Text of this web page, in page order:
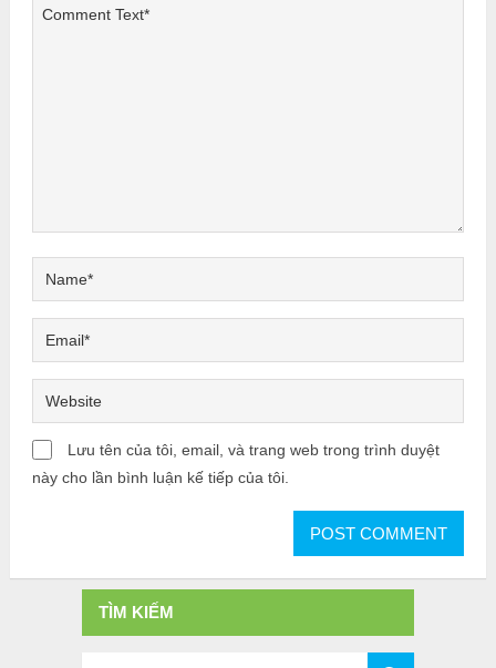
Lưu tên của tôi, email, và trang web trong trình duyệt
này cho lần bình luận kế tiếp của tôi.
TÌM KIẾM